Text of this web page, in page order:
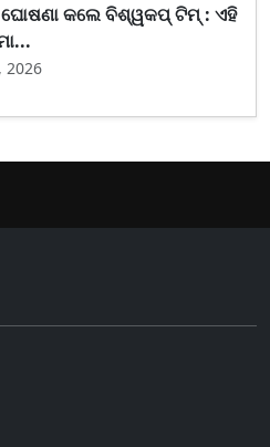
କଲେ ବିଶ୍ୱକପ୍ ଟିମ୍ : ଏହି
2026